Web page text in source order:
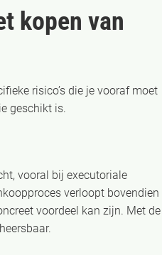
kopen van
risico’s die je vooraf moet
geschikt is.
vooral bij executoriale
verloopt bovendien
voordeel kan zijn. Met de